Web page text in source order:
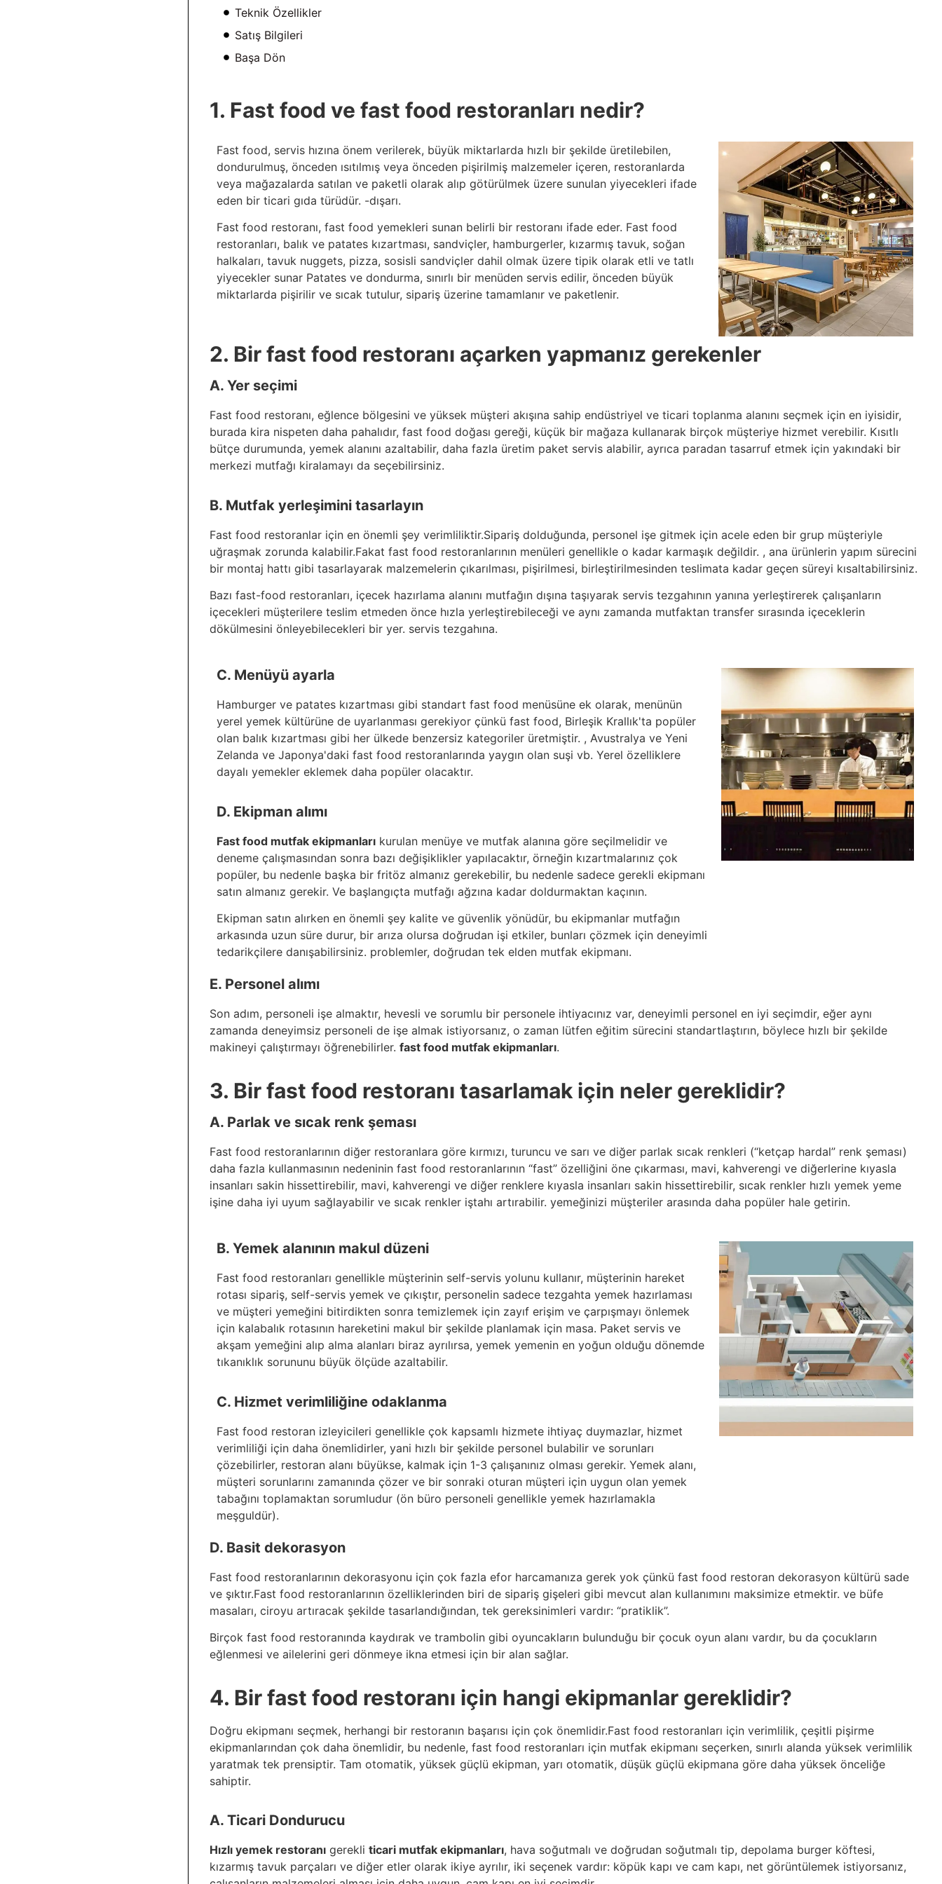
Teknik Özellikler
Satış Bilgileri
Başa Dön
1. Fast food ve fast food restoranları nedir?
Fast food, servis hızına önem verilerek, büyük miktarlarda hızlı bir şekilde üretilebilen,
dondurulmuş, önceden ısıtılmış veya önceden pişirilmiş malzemeler içeren, restoranlarda
veya mağazalarda satılan ve paketli olarak alıp götürülmek üzere sunulan yiyecekleri ifade
eden bir ticari gıda türüdür. -dışarı.
Fast food restoranı, fast food yemekleri sunan belirli bir restoranı ifade eder. Fast food
restoranları, balık ve patates kızartması, sandviçler, hamburgerler, kızarmış tavuk, soğan
halkaları, tavuk nuggets, pizza, sosisli sandviçler dahil olmak üzere tipik olarak etli ve tatlı
yiyecekler sunar Patates ve dondurma, sınırlı bir menüden servis edilir, önceden büyük
miktarlarda pişirilir ve sıcak tutulur, sipariş üzerine tamamlanır ve paketlenir.
2. Bir fast food restoranı açarken yapmanız gerekenler
A. Yer seçimi
Fast food restoranı, eğlence bölgesini ve yüksek müşteri akışına sahip endüstriyel ve ticari toplanma alanını seçmek için en iyisidir,
burada kira nispeten daha pahalıdır, fast food doğası gereği, küçük bir mağaza kullanarak birçok müşteriye hizmet verebilir. Kısıtlı
bütçe durumunda, yemek alanını azaltabilir, daha fazla üretim paket servis alabilir, ayrıca paradan tasarruf etmek için yakındaki bir
merkezi mutfağı kiralamayı da seçebilirsiniz.
B. Mutfak yerleşimini tasarlayın
Fast food restoranlar için en önemli şey verimliliktir.Sipariş dolduğunda, personel işe gitmek için acele eden bir grup müşteriyle
uğraşmak zorunda kalabilir.Fakat fast food restoranlarının menüleri genellikle o kadar karmaşık değildir. , ana ürünlerin yapım sürecini
bir montaj hattı gibi tasarlayarak malzemelerin çıkarılması, pişirilmesi, birleştirilmesinden teslimata kadar geçen süreyi kısaltabilirsiniz.
Bazı fast-food restoranları, içecek hazırlama alanını mutfağın dışına taşıyarak servis tezgahının yanına yerleştirerek çalışanların
içecekleri müşterilere teslim etmeden önce hızla yerleştirebileceği ve aynı zamanda mutfaktan transfer sırasında içeceklerin
dökülmesini önleyebilecekleri bir yer. servis tezgahına.
C. Menüyü ayarla
Hamburger ve patates kızartması gibi standart fast food menüsüne ek olarak, menünün
yerel yemek kültürüne de uyarlanması gerekiyor çünkü fast food, Birleşik Krallık'ta popüler
olan balık kızartması gibi her ülkede benzersiz kategoriler üretmiştir. , Avustralya ve Yeni
Zelanda ve Japonya'daki fast food restoranlarında yaygın olan suşi vb. Yerel özelliklere
dayalı yemekler eklemek daha popüler olacaktır.
D. Ekipman alımı
Fast food mutfak ekipmanlarıkurulan menüye ve mutfak alanına göre seçilmelidir ve
deneme çalışmasından sonra bazı değişiklikler yapılacaktır, örneğin kızartmalarınız çok
popüler, bu nedenle başka bir fritöz almanız gerekebilir, bu nedenle sadece gerekli ekipmanı
satın almanız gerekir. Ve başlangıçta mutfağı ağzına kadar doldurmaktan kaçının.
Ekipman satın alırken en önemli şey kalite ve güvenlik yönüdür, bu ekipmanlar mutfağın
arkasında uzun süre durur, bir arıza olursa doğrudan işi etkiler, bunları çözmek için deneyimli
tedarikçilere danışabilirsiniz. problemler, doğrudan tek elden mutfak ekipmanı.
E. Personel alımı
Son adım, personeli işe almaktır, hevesli ve sorumlu bir personele ihtiyacınız var, deneyimli personel en iyi seçimdir, eğer aynı
zamanda deneyimsiz personeli de işe almak istiyorsanız, o zaman lütfen eğitim sürecini standartlaştırın, böylece hızlı bir şekilde
makineyi çalıştırmayı öğrenebilirler. fast food mutfak ekipmanları.
3. Bir fast food restoranı tasarlamak için neler gereklidir?
A. Parlak ve sıcak renk şeması
Fast food restoranlarının diğer restoranlara göre kırmızı, turuncu ve sarı ve diğer parlak sıcak renkleri (“ketçap hardal” renk şeması)
daha fazla kullanmasının nedeninin fast food restoranlarının “fast” özelliğini öne çıkarması, mavi, kahverengi ve diğerlerine kıyasla
insanları sakin hissettirebilir, mavi, kahverengi ve diğer renklere kıyasla insanları sakin hissettirebilir, sıcak renkler hızlı yemek yeme
işine daha iyi uyum sağlayabilir ve sıcak renkler iştahı artırabilir. yemeğinizi müşteriler arasında daha popüler hale getirin.
B. Yemek alanının makul düzeni
Fast food restoranları genellikle müşterinin self-servis yolunu kullanır, müşterinin hareket
rotası sipariş, self-servis yemek ve çıkıştır, personelin sadece tezgahta yemek hazırlaması
ve müşteri yemeğini bitirdikten sonra temizlemek için zayıf erişim ve çarpışmayı önlemek
için kalabalık rotasının hareketini makul bir şekilde planlamak için masa. Paket servis ve
akşam yemeğini alıp alma alanları biraz ayrılırsa, yemek yemenin en yoğun olduğu dönemde
tıkanıklık sorununu büyük ölçüde azaltabilir.
C. Hizmet verimliliğine odaklanma
Fast food restoran izleyicileri genellikle çok kapsamlı hizmete ihtiyaç duymazlar, hizmet
verimliliği için daha önemlidirler, yani hızlı bir şekilde personel bulabilir ve sorunları
çözebilirler, restoran alanı büyükse, kalmak için 1-3 çalışanınız olması gerekir. Yemek alanı,
müşteri sorunlarını zamanında çözer ve bir sonraki oturan müşteri için uygun olan yemek
tabağını toplamaktan sorumludur (ön büro personeli genellikle yemek hazırlamakla
meşguldür).
D. Basit dekorasyon
Fast food restoranlarının dekorasyonu için çok fazla efor harcamanıza gerek yok çünkü fast food restoran dekorasyon kültürü sade
ve şıktır.Fast food restoranlarının özelliklerinden biri de sipariş gişeleri gibi mevcut alan kullanımını maksimize etmektir. ve büfe
masaları, ciroyu artıracak şekilde tasarlandığından, tek gereksinimleri vardır: “pratiklik”.
Birçok fast food restoranında kaydırak ve trambolin gibi oyuncakların bulunduğu bir çocuk oyun alanı vardır, bu da çocukların
eğlenmesi ve ailelerini geri dönmeye ikna etmesi için bir alan sağlar.
4. Bir fast food restoranı için hangi ekipmanlar gereklidir?
Doğru ekipmanı seçmek, herhangi bir restoranın başarısı için çok önemlidir.Fast food restoranları için verimlilik, çeşitli pişirme
ekipmanlarından çok daha önemlidir, bu nedenle, fast food restoranları için mutfak ekipmanı seçerken, sınırlı alanda yüksek verimlilik
yaratmak tek prensiptir. Tam otomatik, yüksek güçlü ekipman, yarı otomatik, düşük güçlü ekipmana göre daha yüksek önceliğe
sahiptir.
A. Ticari Dondurucu
Hızlı yemek restoranıgerekli ticari mutfak ekipmanları, hava soğutmalı ve doğrudan soğutmalı tip, depolama burger köftesi,
kızarmış tavuk parçaları ve diğer etler olarak ikiye ayrılır, iki seçenek vardır: köpük kapı ve cam kapı, net görüntülemek istiyorsanız,